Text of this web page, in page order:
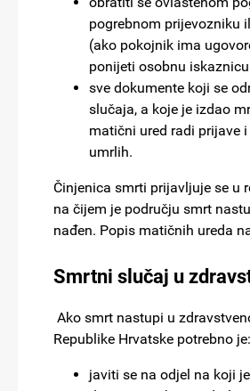
pogrebnom prijevozniku
(ako pokojnik ima
ponijeti osobnu
sve dokumente koji se
slučaja, a koje je izdao
matični ured radi prijave
umrlih.
Činjenica smrti prijavljuje se u
na čijem je području smrt
nađen. Popis matičnih ureda
Smrtni slučaj u
Ako smrt nastupi u
Republike Hrvatske potrebno je:
javiti se na odjel na koji